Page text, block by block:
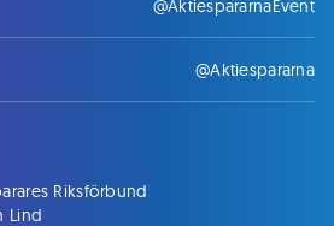
@AktiespararnaEvent
@Aktiespararna
Riksförbund
Lind